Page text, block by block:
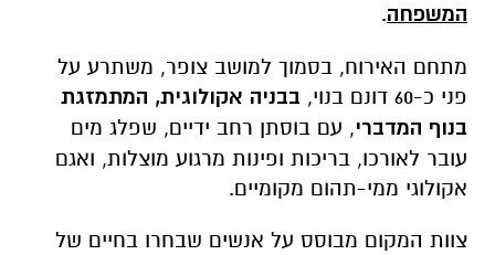
המשפחה.
מתחם האירוח, בסמוך למושב צופר, משתרע על
פני כ-60 דונם בנוי,
בבניה אקולוגית, המתמזגת
בנוף המדברי, עם בוסתן רחב ידיים, שפלג מים
עובר לאורכו, בריכות ופינות מרגוע מוצלות, ואגם
אקולוגי ממי-תהום מקומיים.
צוות המקום מבוסס על אנשים שבחרו בחיים של